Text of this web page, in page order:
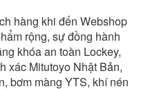
hàng khi đến Webshop
rộng, sự đồng hành
khóa an toàn Lockey,
xác Mitutoyo Nhật Bản,
bơm màng YTS, khí nén